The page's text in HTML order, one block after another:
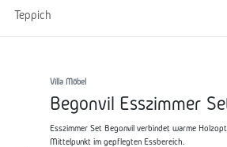
Teppich
Villa Möbel
Begonvil Esszimmer
Esszimmer Set Begonvil verbindet warme
Mittelpunkt im gepflegten Essbereich.